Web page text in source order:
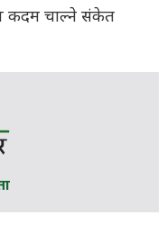
कदम चाल्ने संकेत